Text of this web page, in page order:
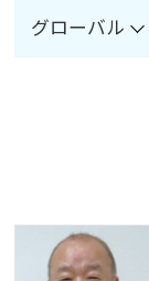
グローバル